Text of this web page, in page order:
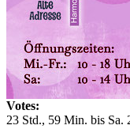
Votes:
23 Std., 59 Min. bis Sa.